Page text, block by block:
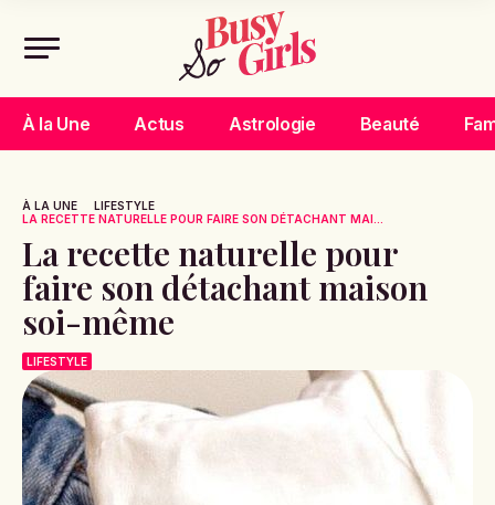
À la Une Actus Astrologie Beauté
À LA UNE
LIFESTYLE
LA RECETTE NATURELLE POUR FAIRE SON DÉTACHANT MAI...
La recette naturelle pour
faire son détachant maison
soi-même
LIFESTYLE